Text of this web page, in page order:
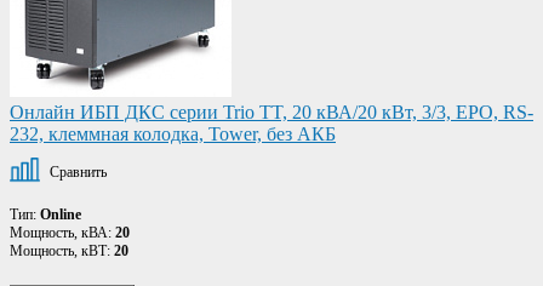
Онлайн ИБП ДКС серии Trio TT, 20 кВА/20 кВт, 3/3, EPO, RS-
232, клеммная колодка, Tower, без АКБ
Сравнить
Тип: Online
Мощность, кВА: 20
Мощность, кВТ: 20